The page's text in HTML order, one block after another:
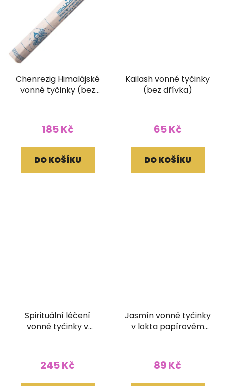
Chenrezig Himalájské
vonné tyčinky (bez
185 Kč
DO KOŠÍKU
Kailash vonné tyčinky
(bez dřívka)
65 Kč
DO KOŠÍKU
Spirituální léčení
vonné tyčinky v
245 Kč
Jasmín vonné tyčinky
v lokta papírovém
89 Kč